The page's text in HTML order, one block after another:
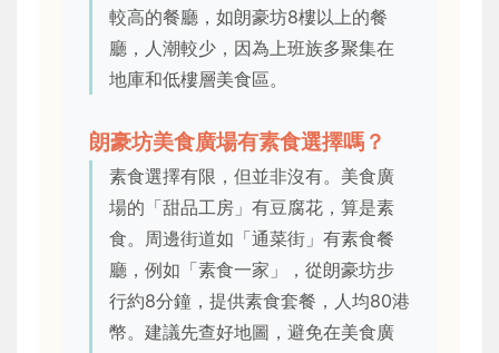
較高的餐廳，如朗豪坊8樓以上的餐
廳，人潮較少，因為上班族多聚集在
地庫和低樓層美食區。
朗豪坊美食廣場有素食選擇嗎？
素食選擇有限，但並非沒有。美食廣
場的「甜品工房」有豆腐花，算是素
食。周邊街道如「通菜街」有素食餐
廳，例如「素食一家」，從朗豪坊步
行約8分鐘，提供素食套餐，人均80港
幣。建議先查好地圖，避免在美食廣